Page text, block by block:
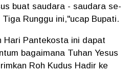
buat saudara - saudara se-
Runggu ini,"ucap Bupati.
Hari Pantekosta ini dapat
bagaimana Tuhan Yesus
Roh Kudus Hadir ke